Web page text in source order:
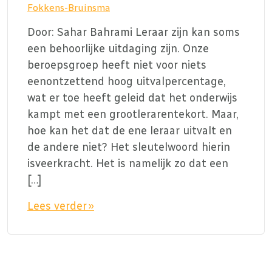
Fokkens-Bruinsma
Door: Sahar Bahrami Leraar zijn kan soms
een behoorlijke uitdaging zijn. Onze
beroepsgroep heeft niet voor niets
eenontzettend hoog uitvalpercentage,
wat er toe heeft geleid dat het onderwijs
kampt met een grootlerarentekort. Maar,
hoe kan het dat de ene leraar uitvalt en
de andere niet? Het sleutelwoord hierin
isveerkracht. Het is namelijk zo dat een
[…]
Lees verder »